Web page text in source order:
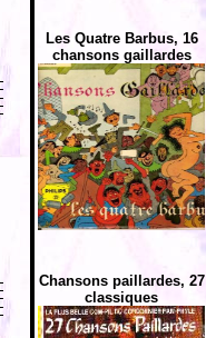
Les Quatre Barbus, 16
chansons gaillardes
Chansons paillardes, 27
classiques